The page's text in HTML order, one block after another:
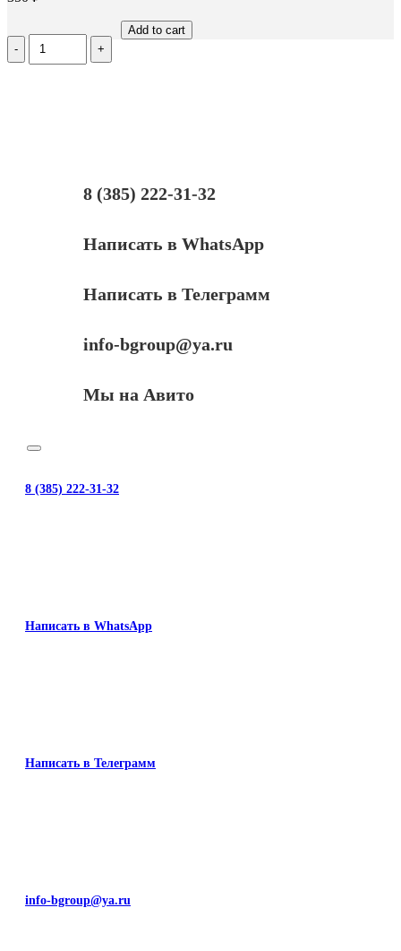
Количество
Ролик
Add to cart
8 (385) 222-31-32
Написать в WhatsApp
Написать в Телеграмм
info-bgroup@ya.ru
Мы на Авито
8 (385) 222-31-32
Написать в WhatsApp
Написать в Телеграмм
info-bgroup@ya.ru